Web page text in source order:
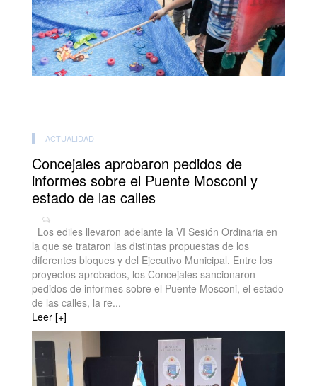
ACTUALIDAD
Concejales aprobaron pedidos de
informes sobre el Puente Mosconi y
estado de las calles
| -
Los ediles llevaron adelante la VI Sesión Ordinaria en
la que se trataron las distintas propuestas de los
diferentes bloques y del Ejecutivo Municipal. Entre los
proyectos aprobados, los Concejales sancionaron
pedidos de informes sobre el Puente Mosconi, el estado
de las calles, la re...
Leer [+]